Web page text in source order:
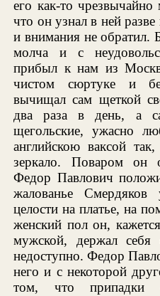
его как-то чрезвычайно
что он узнал в ней разве
и внимания не обратил.
молча и с
прибыл к нам из
чистом сюртуке и
вычищал сам щеткой
два раза в день, а
щегольские, ужасно
английскою ваксой
зеркало. Поваром он
Федор Павлович
жалованье
целости на платье, на
женский пол он,
мужской, держал
недоступно. Федор
него и с некоторой
том, что припадки